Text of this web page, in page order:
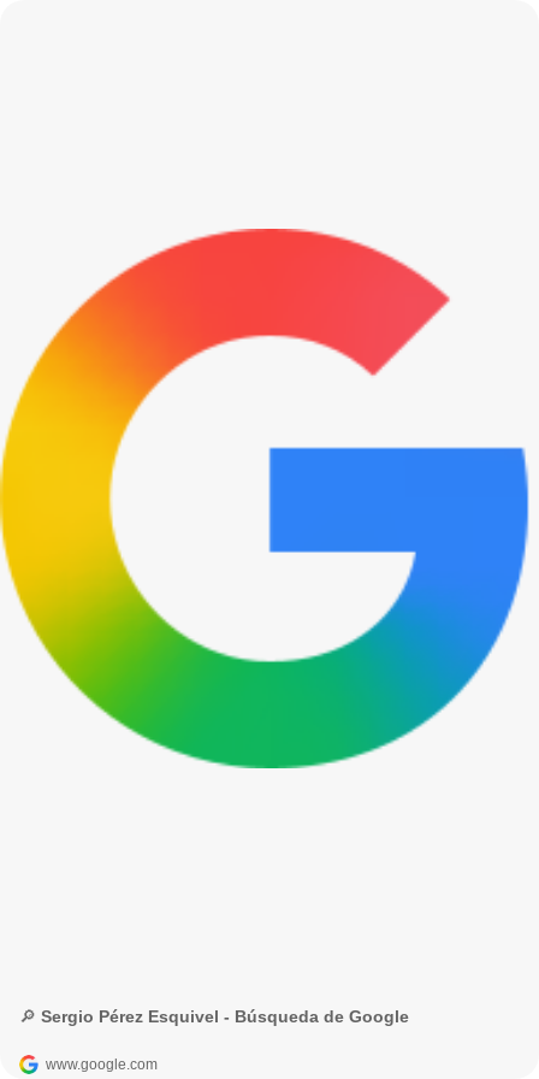
🔎 Sergio Pérez Esquivel - Búsqueda de Google
www.google.com